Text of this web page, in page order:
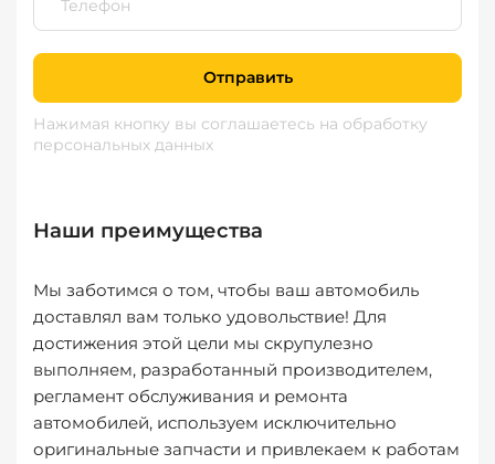
Отправить
Нажимая кнопку вы соглашаетесь на обработку
персональных данных
Наши преимущества
Мы заботимся о том, чтобы ваш автомобиль
доставлял вам только удовольствие! Для
достижения этой цели мы скрупулезно
выполняем, разработанный производителем,
регламент обслуживания и ремонта
автомобилей, используем исключительно
оригинальные запчасти и привлекаем к работам